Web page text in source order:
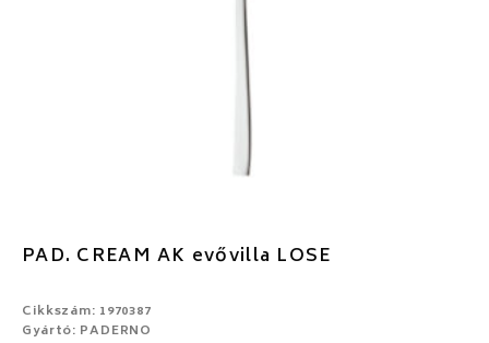
PAD. CREAM AK evővilla LOSE
Cikkszám: 1970387
Gyártó: PADERNO